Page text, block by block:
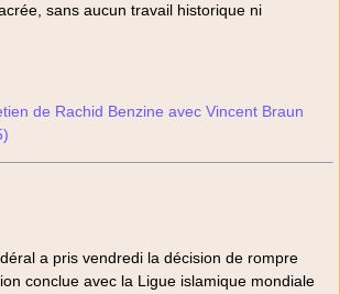
sans aucun travail historique ni
de Rachid Benzine avec Vincent Braun
a pris vendredi la décision de rompre
conclue avec la Ligue islamique mondiale